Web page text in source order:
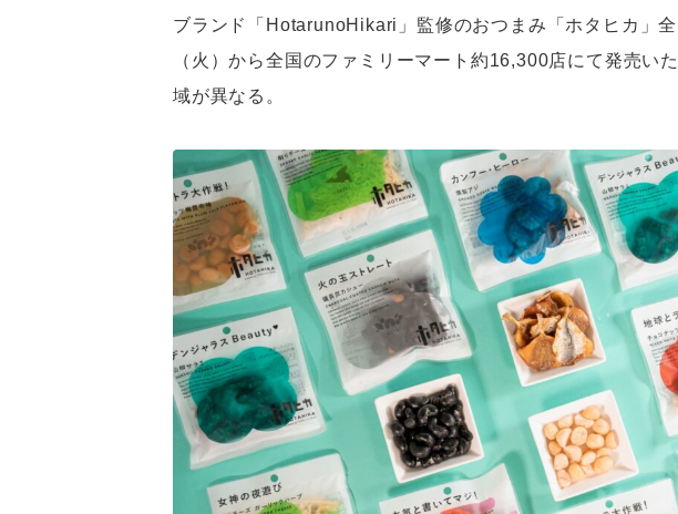
ブランド「HotarunoHikari」監修のおつまみ「ホタヒカ」
（火）から全国のファミリーマート約16,300店にて発売い
域が異なる。